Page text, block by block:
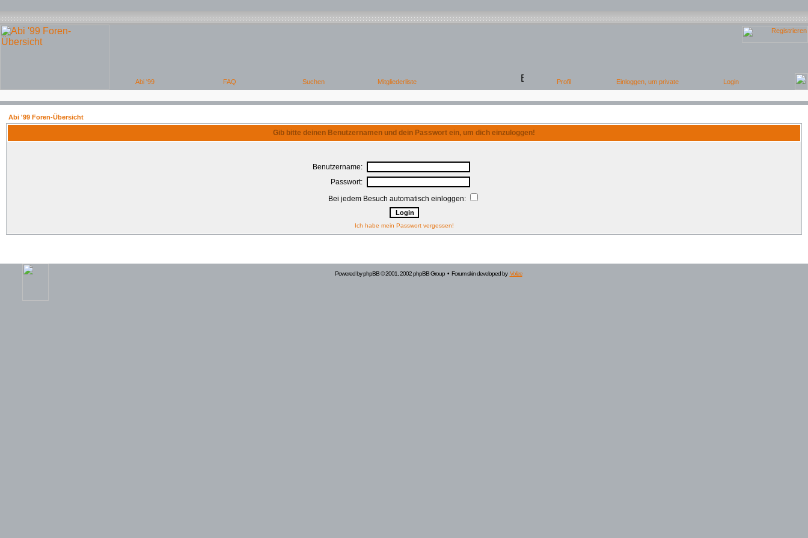
Abi '99 Foren-Übersicht
Gib bitte deinen Benutzernamen und dein Passwort ein, um dich einzuloggen!
Benutzername:
Passwort:
Bei jedem Besuch automatisch einloggen:
Ich habe mein Passwort vergessen!
Powered byphpBB© 2001, 2002 phpBB Group • Forum skin developed by Volize